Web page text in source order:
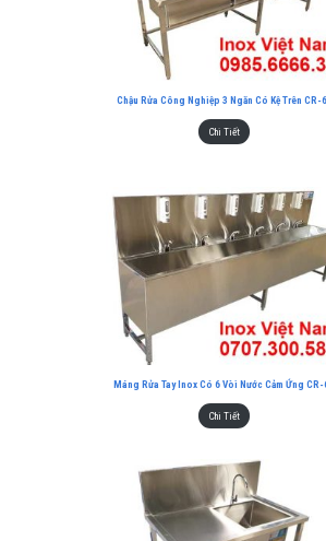
Chậu Rửa Công Nghiệp 3 Ngăn Có Kệ Trên CR-
Chi Tiết
Máng Rửa Tay Inox Có 6 Vòi Nước Cảm Ứng CR-
Chi Tiết